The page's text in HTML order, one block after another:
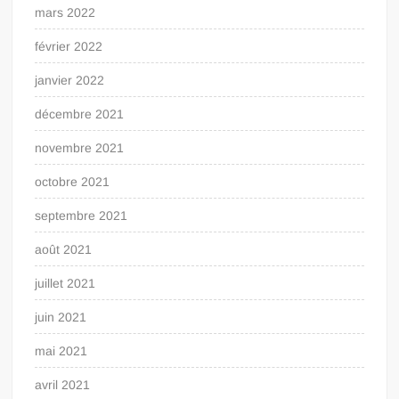
mars 2022
février 2022
janvier 2022
décembre 2021
novembre 2021
octobre 2021
septembre 2021
août 2021
juillet 2021
juin 2021
mai 2021
avril 2021